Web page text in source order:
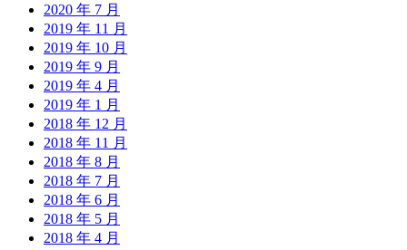
2020 年 7 月
2019 年 11 月
2019 年 10 月
2019 年 9 月
2019 年 4 月
2019 年 1 月
2018 年 12 月
2018 年 11 月
2018 年 8 月
2018 年 7 月
2018 年 6 月
2018 年 5 月
2018 年 4 月